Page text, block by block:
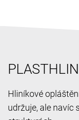
Hliníkové
udržuje, ale navíc